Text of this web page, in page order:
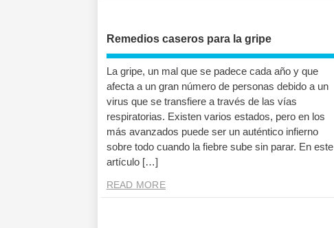
Remedios caseros para la gripe
La gripe, un mal que se padece cada año y que
afecta a un gran número de personas debido a un
virus que se transfiere a través de las vías
respiratorias. Existen varios estados, pero en los
más avanzados puede ser un auténtico infierno
sobre todo cuando la fiebre sube sin parar. En este
artículo […]
READ MORE